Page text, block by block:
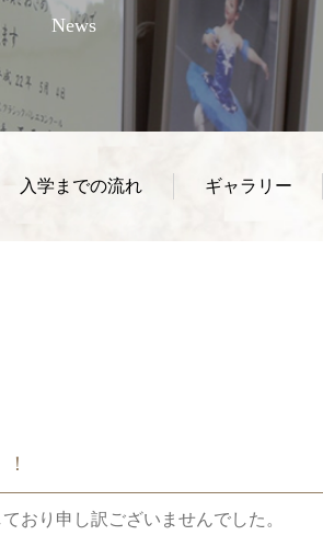
News
入学までの流れ ギャラリー
おり申し訳ございませんでした。